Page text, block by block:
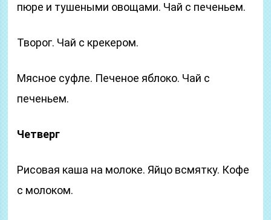
пюре и тушеными овощами. Чай с печеньем.
Творог. Чай с крекером.
Мясное суфле. Печеное яблоко. Чай с
печеньем.
Четверг
Рисовая каша на молоке. Яйцо всмятку. Кофе
с молоком.